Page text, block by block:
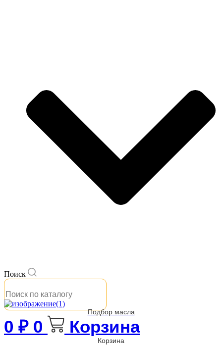
Поиск
Подбор масла
0 ₽ 0 Корзина
Корзина